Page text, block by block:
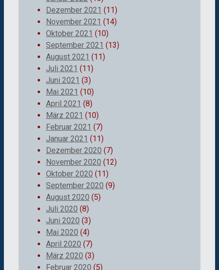
Dezember 2021 (11)
November 2021 (14)
Oktober 2021 (10)
September 2021 (13)
August 2021 (11)
Juli 2021 (11)
Juni 2021 (3)
Mai 2021 (10)
April 2021 (8)
März 2021 (10)
Februar 2021 (7)
Januar 2021 (11)
Dezember 2020 (7)
November 2020 (12)
Oktober 2020 (11)
September 2020 (9)
August 2020 (5)
Juli 2020 (8)
Juni 2020 (3)
Mai 2020 (4)
April 2020 (7)
März 2020 (3)
Februar 2020 (5)